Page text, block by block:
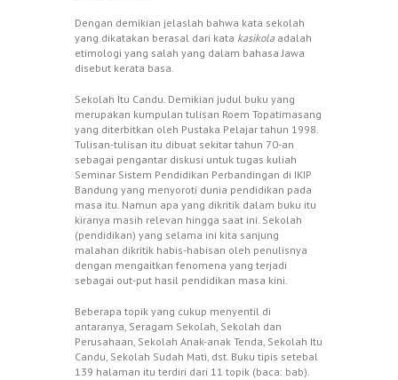
Dengan demikian jelaslah bahwa kata sekolah
yang dikatakan berasal dari kata kasikola adalah
etimologi yang salah yang dalam bahasa Jawa
disebut kerata basa.
Sekolah Itu Candu. Demikian judul buku yang
merupakan kumpulan tulisan Roem Topatimasang
yang diterbitkan oleh Pustaka Pelajar tahun 1998.
Tulisan-tulisan itu dibuat sekitar tahun 70-an
sebagai pengantar diskusi untuk tugas kuliah
Seminar Sistem Pendidikan Perbandingan di IKIP
Bandung yang menyoroti dunia pendidikan pada
masa itu. Namun apa yang dikritik dalam buku itu
kiranya masih relevan hingga saat ini. Sekolah
(pendidikan) yang selama ini kita sanjung
malahan dikritik habis-habisan oleh penulisnya
dengan mengaitkan fenomena yang terjadi
sebagai out-put hasil pendidikan masa kini.
Beberapa topik yang cukup menyentil di
antaranya, Seragam Sekolah, Sekolah dan
Perusahaan, Sekolah Anak-anak Tenda, Sekolah Itu
Candu, Sekolah Sudah Mati, dst. Buku tipis setebal
139 halaman itu terdiri dari 11 topik (baca: bab).